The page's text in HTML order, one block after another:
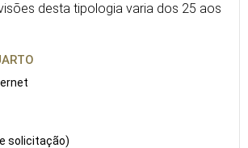
desta tipologia varia dos 25 aos
solicitação)